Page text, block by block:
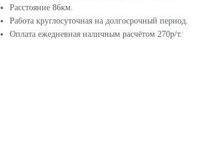
Расстояние 86км.
Работа круглосуточная на долгосрочный период.
Оплата ежедневная наличным расчётом 270р/т.